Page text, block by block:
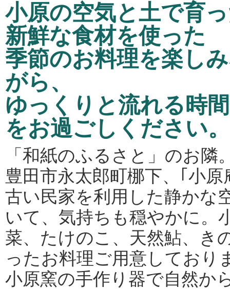
小原の空気と土で育
新鮮な食材を使った
季節のお料理を楽し
がら、
ゆっくりと流れる時間
をお過ごしください。
「和紙のふるさと」のお隣
豊田市永太郎町梛下、｢小原
古い民家を利用した静かな
いて、気持ちも穏やかに。
菜、たけのこ、天然鮎、き
ったお料理ご用意しており
小原窯の手作り器で自然か